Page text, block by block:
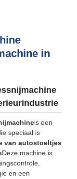
in
is een
speciaal is
van autostoeltjes
Deze machine is
en een